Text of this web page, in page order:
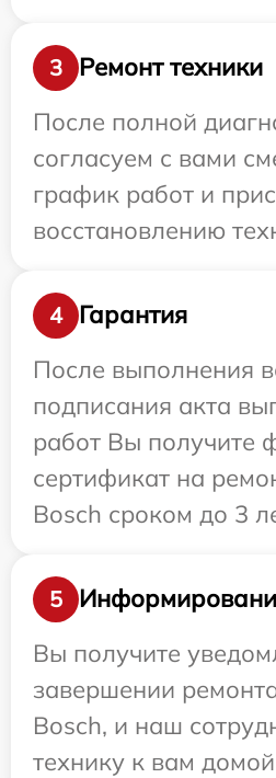
3
Ремонт техники
После полной
согласуем с вами
график работ и
восстановлению
4
Гарантия
После выполнения
подписания акта
работ Вы получите
сертификат на
Bosch сроком до 3
5
Вы получите
завершении
Bosch, и наш
технику к вам